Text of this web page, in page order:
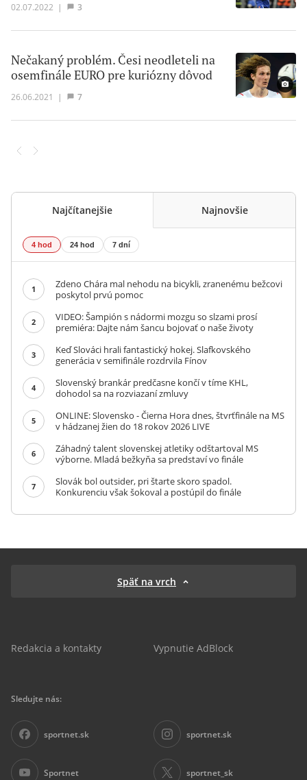
02.07.2022 | 3
Nečakaný problém. Česi neodleteli na
osemfinále EURO pre kuriózny dôvod
26.06.2021 | 7
Najčítanejšie Najnovšie
4 hod 24 hod 7 dní
1
Zdeno Chára mal nehodu na bicykli, zranenému bežcovi
poskytol prvú pomoc
2
VIDEO: Šampión s nádormi mozgu so slzami prosí
premiéra: Dajte nám šancu bojovať o naše životy
3
Keď Slováci hrali fantastický hokej. Slafkovského
generácia v semifinále rozdrvila Fínov
4
Slovenský brankár predčasne končí v tíme KHL,
dohodol sa na rozviazaní zmluvy
5
ONLINE: Slovensko - Čierna Hora dnes, štvrťfinále na MS
v hádzanej žien do 18 rokov 2026 LIVE
6
Záhadný talent slovenskej atletiky odštartoval MS
výborne. Mladá bežkyňa sa predstaví vo finále
7
Slovák bol outsider, pri štarte skoro spadol.
Konkurenciu však šokoval a postúpil do finále
Späť na vrch
Redakcia a kontakty Vypnutie AdBlock
Sledujte nás:
sportnet.sk sportnet.sk
Sportnet sportnet_sk